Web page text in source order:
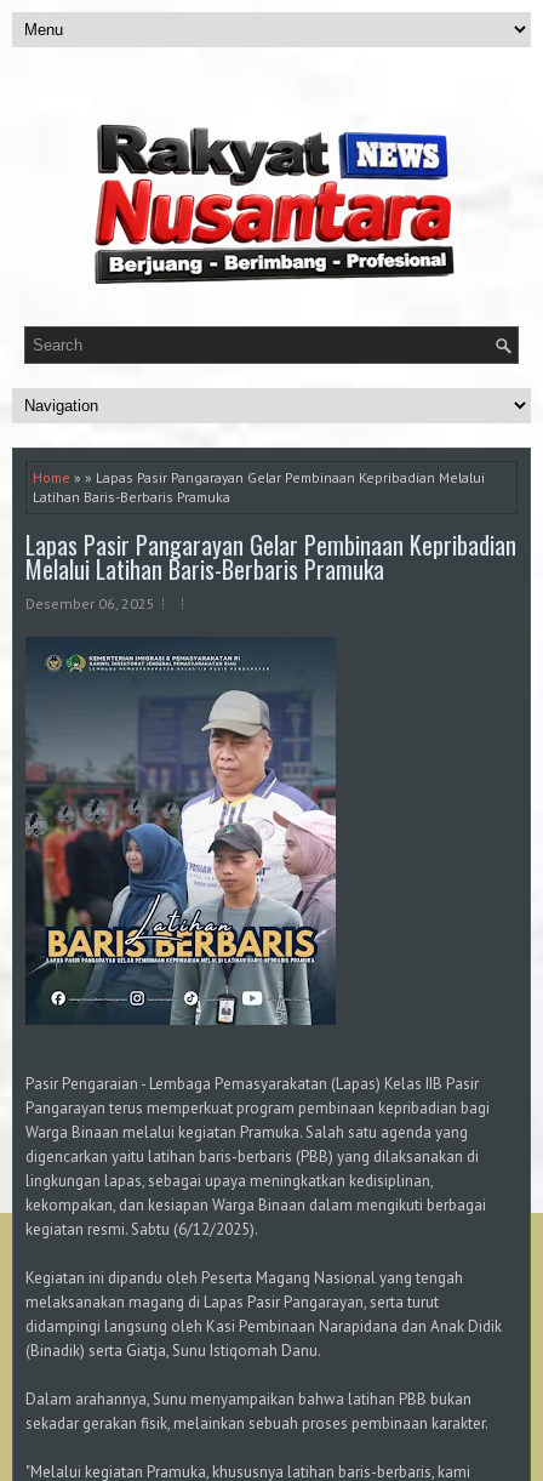
Home » » Lapas Pasir Pangarayan Gelar Pembinaan Kepribadian Melalui
Latihan Baris-Berbaris Pramuka
Lapas Pasir Pangarayan Gelar Pembinaan Kepribadian
Melalui Latihan Baris-Berbaris Pramuka
Desember 06, 2025
Pasir Pengaraian - Lembaga Pemasyarakatan (Lapas) Kelas IIB Pasir
Pangarayan terus memperkuat program pembinaan kepribadian bagi
Warga Binaan melalui kegiatan Pramuka. Salah satu agenda yang
digencarkan yaitu latihan baris-berbaris (PBB) yang dilaksanakan di
lingkungan lapas, sebagai upaya meningkatkan kedisiplinan,
kekompakan, dan kesiapan Warga Binaan dalam mengikuti berbagai
kegiatan resmi. Sabtu (6/12/2025).
Kegiatan ini dipandu oleh Peserta Magang Nasional yang tengah
melaksanakan magang di Lapas Pasir Pangarayan, serta turut
didampingi langsung oleh Kasi Pembinaan Narapidana dan Anak Didik
(Binadik) serta Giatja, Sunu Istiqomah Danu.
Dalam arahannya, Sunu menyampaikan bahwa latihan PBB bukan
sekadar gerakan fisik, melainkan sebuah proses pembinaan karakter.
"Melalui kegiatan Pramuka, khususnya latihan baris-berbaris, kami